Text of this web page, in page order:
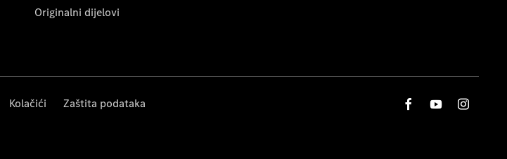
Originalni dijelovi
Kolačići Zaštita podataka